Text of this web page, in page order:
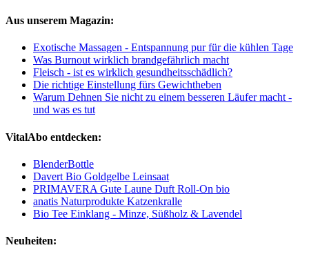
Aus unserem Magazin:
Exotische Massagen - Entspannung pur für die kühlen Tage
Was Burnout wirklich brandgefährlich macht
Fleisch - ist es wirklich gesundheitsschädlich?
Die richtige Einstellung fürs Gewichtheben
Warum Dehnen Sie nicht zu einem besseren Läufer macht -
und was es tut
VitalAbo entdecken:
BlenderBottle
Davert Bio Goldgelbe Leinsaat
PRIMAVERA Gute Laune Duft Roll-On bio
anatis Naturprodukte Katzenkralle
Bio Tee Einklang - Minze, Süßholz & Lavendel
Neuheiten: